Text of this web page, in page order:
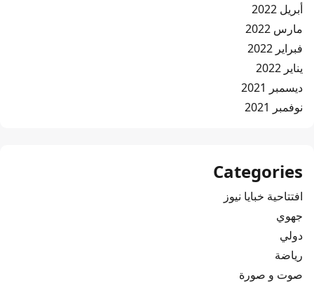
أبريل 2022
مارس 2022
فبراير 2022
يناير 2022
ديسمبر 2021
نوفمبر 2021
Categories
افتتاحية خبايا نيوز
جهوي
دولي
رياضة
صوت و صورة